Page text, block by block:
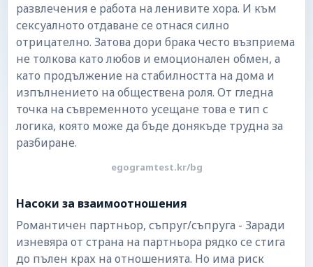
развлечения е работа на ленивите хора. И към
сексуалното отдаване се отнася силно
отрицателно. Затова дори брака често възприема
не толкова като любов и емоционален обмен, а
като продължение на стабилността на дома и
изпълнението на обществена роля. От гледна
точка на съвременното усещане това е тип с
логика, която може да бъде донякъде трудна за
разбиране.
egogramtest.kr/bg
Насоки за взаимоотношения
Романтичен партньор, съпруг/съпруга - Заради
изневяра от страна на партньора рядко се стига
до пълен крах на отношенията. Но има риск